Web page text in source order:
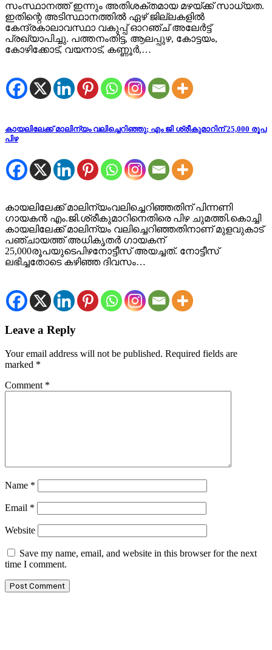
സംസ്ഥാനത്ത് ഇന്നും അതിശക്തമായ മഴയ്ക്ക് സാധ്യത.
ഇതിന്റെ അടിസ്ഥാനത്തില്‍ ഏഴ് ജില്ലകളില്‍
കേന്ദ്രകാലാവസ്ഥാ വകുപ്പ് ഓറഞ്ച് അലേര്‍ട്ട്
പ്രഖ്യാപിച്ചു. പത്തനംതിട്ട, ആലപ്പുഴ, കോട്ടയം,
കോഴിക്കോട്, വയനാട്, കണ്ണൂര്‍,…
കായലിലേക്ക് മാലിന്യം വലിച്ചെറിഞ്ഞു; എം ജി ശ്രീകുമാറിന് 25,000 രൂപ
പിഴ
കായലിലേക്ക് മാലിന്യംവലിച്ചെറിഞ്ഞതിന് പിന്നണി ​
ഗായകൻ എം.ജി.ശ്രീകുമാറിനെതിരെ പിഴ ചുമത്തി.കൊച്ചി
കായലിലേക്ക് മാലിന്യം വലിച്ചെറിഞ്ഞതിനാണ് മുളവുകാട്
പഞ്ചായത്ത് അധികൃതർ ​ഗായകന്
25,000രൂപയുടെപിഴനോട്ടീസ് അയച്ചത്. നോട്ടീസ്
ലഭിച്ചതോടെ കഴിഞ്ഞ ​ദിവസം…
Leave a Reply
Your email address will not be published. Required fields are
marked *
Comment *
Name *
Email *
Website
Save my name, email, and website in this browser for the next
time I comment.